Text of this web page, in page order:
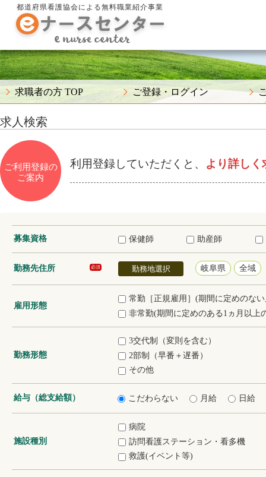
都道府県看護協会による無料職業紹介事業
求職者の方 TOP ご登録・ログイン
求人検索
ご利用登録の
ご案内
利用登録していただくと、 より詳しく
募集資格 保健師 助産師
勤務先住所 必須 勤務地選択 岐阜県 全域
雇用形態
常勤［正規雇用］(期間に定めのな
非常勤(期間に定めのある1ヵ月以上
勤務形態
3交代制（変則を含む）
2部制（早番＋遅番）
その他
給与（総支給額） こだわらない 月給 日給
施設種別
病院
訪問看護ステーション・看多機
救護(イベント等)